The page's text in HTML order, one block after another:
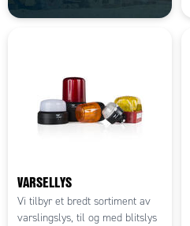
VARSELLYS
Vi tilbyr et bredt sortiment av
varslingslys, til og med blitslys